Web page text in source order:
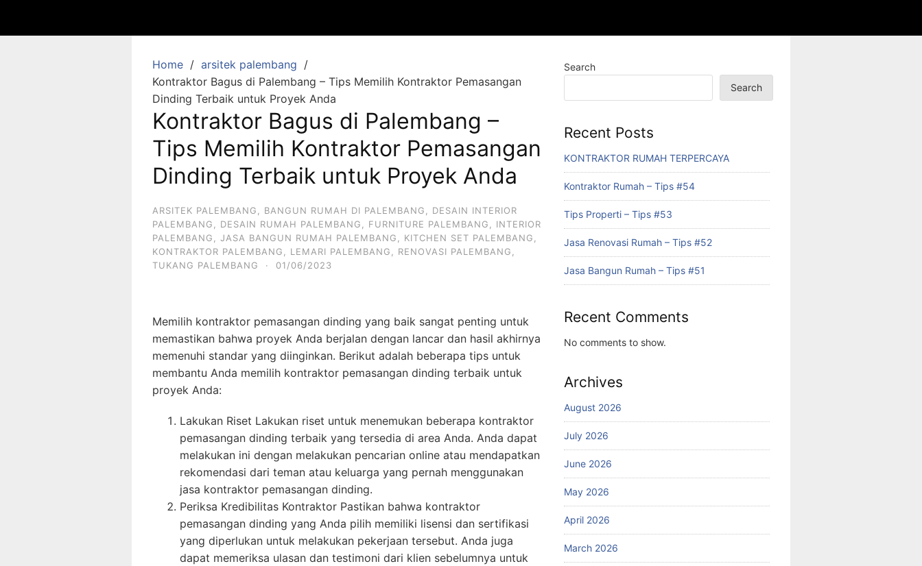
Home
arsitek palembang
Kontraktor Bagus di Palembang – Tips Memilih Kontraktor Pemasangan
Dinding Terbaik untuk Proyek Anda
Kontraktor Bagus di Palembang –
Tips Memilih Kontraktor Pemasangan
Dinding Terbaik untuk Proyek Anda
ARSITEK PALEMBANG BANGUN RUMAH DI PALEMBANG
DESAIN INTERIOR
PALEMBANG
DESAIN RUMAH PALEMBANG FURNITURE PALEMBANG
INTERIOR
PALEMBANG
JASA BANGUN RUMAH PALEMBANG KITCHEN SET PALEMBANG
KONTRAKTOR PALEMBANG
LEMARI PALEMBANG RENOVASI PALEMBANG
TUKANG PALEMBANG
· 01/06/2023
Memilih kontraktor pemasangan dinding yang baik sangat penting untuk
memastikan bahwa proyek Anda berjalan dengan lancar dan hasil akhirnya
memenuhi standar yang diinginkan. Berikut adalah beberapa tips untuk
membantu Anda memilih kontraktor pemasangan dinding terbaik untuk
proyek Anda:
Lakukan Riset Lakukan riset untuk menemukan beberapa kontraktor
pemasangan dinding terbaik yang tersedia di area Anda. Anda dapat
melakukan ini dengan melakukan pencarian online atau mendapatkan
rekomendasi dari teman atau keluarga yang pernah menggunakan
jasa kontraktor pemasangan dinding.
Periksa Kredibilitas Kontraktor Pastikan bahwa kontraktor
pemasangan dinding yang Anda pilih memiliki lisensi dan sertifikasi
yang diperlukan untuk melakukan pekerjaan tersebut. Anda juga
dapat memeriksa ulasan dan testimoni dari klien sebelumnya untuk
Search
Search
Recent Posts
KONTRAKTOR RUMAH TERPERCAYA
Kontraktor Rumah – Tips #54
Tips Properti – Tips #53
Jasa Renovasi Rumah – Tips #52
Jasa Bangun Rumah – Tips #51
Recent Comments
No comments to show.
Archives
August 2026
July 2026
June 2026
May 2026
April 2026
March 2026